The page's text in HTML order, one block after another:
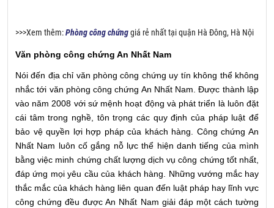
>>>Xem thêm:Phòng công chứnggiá rẻ nhất tại quận Hà Đông, Hà Nội
Văn phòng công chứng An Nhất Nam
Nói đến địa chỉ văn phòng công chứng uy tín không thể không
nhắc tới văn phòng công chứng An Nhất Nam. Được thành lập
vào năm 2008 với sứ mệnh hoạt động và phát triển là luôn đặt
cái tâm trong nghề, tôn trọng các quy định của pháp luật để
bảo vệ quyền lợi hợp pháp của khách hàng. Công chứng An
Nhất Nam luôn cố gắng nỗ lực thể hiện danh tiếng của mình
bằng việc minh chứng chất lượng dịch vụ công chứng tốt nhất,
đáp ứng mọi yêu cầu của khách hàng. Những vướng mắc hay
thắc mắc của khách hàng liên quan đến luật pháp hay lĩnh vực
công chứng đều được An Nhất Nam giải đáp một cách tường